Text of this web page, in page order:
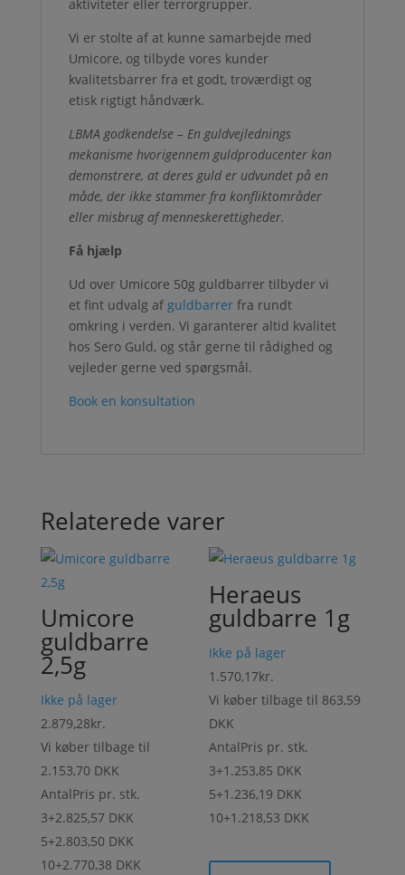
aktiviteter eller terrorgrupper.
Vi er stolte af at kunne samarbejde med
Umicore, og tilbyde vores kunder
kvalitetsbarrer fra et godt, troværdigt og
etisk rigtigt håndværk.
LBMA godkendelse – En guldvejlednings
mekanisme hvorigennem guldproducenter kan
demonstrere, at deres guld er udvundet på en
måde, der ikke stammer fra konfliktområder
eller misbrug af menneskerettigheder.
Få hjælp
Ud over Umicore 50g guldbarrer tilbyder vi
et fint udvalg af guldbarrerfra rundt
omkring i verden. Vi garanterer altid kvalitet
hos Sero Guld, og står gerne til rådighed og
vejleder gerne ved spørgsmål.
Book en konsultation
Relaterede varer
Umicore
guldbarre
2,5g
Ikke på lager
2.879,28kr.
Vi køber tilbage til
2.153,70 DKK
AntalPris pr. stk.
3+2.825,57 DKK
5+2.803,50 DKK
10+2.770,38 DKK
Heraeus
guldbarre 1g
Ikke på lager
1.570,17kr.
Vi køber tilbage til 863,59
DKK
AntalPris pr. stk.
3+1.253,85 DKK
5+1.236,19 DKK
10+1.218,53 DKK